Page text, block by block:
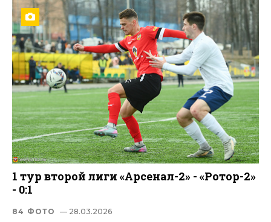
1 тур второй лиги «Арсенал-2» - «Ротор-2»
- 0:1
84 ФОТО — 28.03.2026